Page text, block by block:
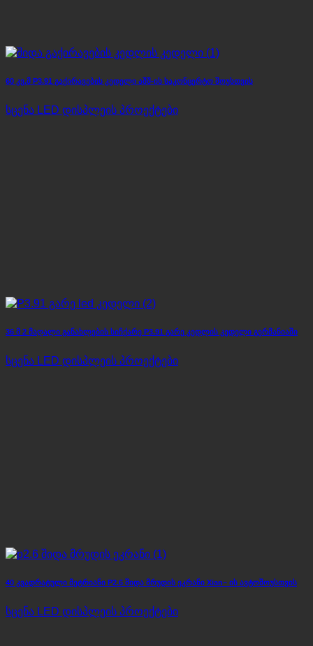
60 კვ.მ P3.91 გაქირავების კედელი აშშ-ის საკონცერტო შოუსთვის
სცენა LED დისპლეის პროექტები
36 მ 2 მაღალი განახლების სიჩქარე P3.91 გარე კედლის კედელი გერმანიაში
სცენა LED დისპლეის პროექტები
40 კვადრატული მეტრიანი P2.6 შიდა მრუდის ეკრანი Xian– ის ავტოშოუსთვის
სცენა LED დისპლეის პროექტები